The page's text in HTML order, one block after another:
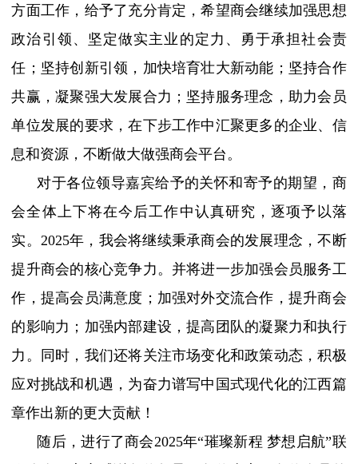
方面工作，给予了充分肯定，希望商会继续加强思想
政治引领、坚定做实主业的定力、勇于承担社会责
任；坚持创新引领，加快培育壮大新动能；坚持合作
共赢，凝聚强大发展合力；坚持服务理念，助力会员
单位发展的要求，在下步工作中汇聚更多的企业、信
息和资源，不断做大做强商会平台。
对于各位领导嘉宾给予的关怀和寄予的期望，商
会全体上下将在今后工作中认真研究，逐项予以落
实。 2025年，我会将继续秉承商会的发展理念，不断
提升商会的核心竞争力。并将进一步加强会员服务工
作，提高会员满意度；加强对外交流合作，提升商会
的影响力；加强内部建设，提高团队的凝聚力和执行
力。同时，我们还将关注市场变化和政策动态，积极
应对挑战和机遇，为奋力谱写中国式现代化的江西篇
章作出新的更大贡献！
随后，进行了商会2025年“璀璨新程 梦想启航”联